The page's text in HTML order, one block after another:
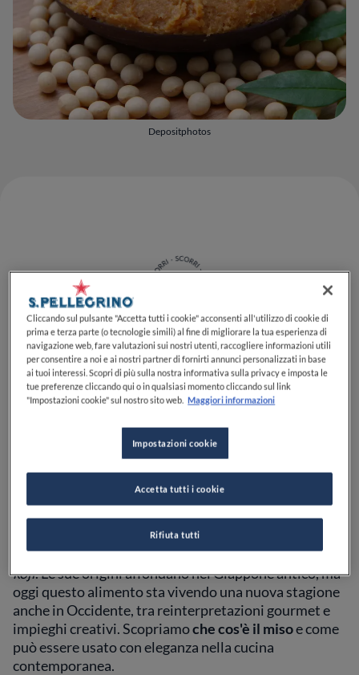
Depositphotos
Un ingrediente millenario
che racconta il Giappone e
ispira la cucina creativa
contemporanea
miso, simbolo della tradizione gastronomica
nipponica, è una pasta fermentata a base di soia, sale e
un cereale (riso, orzo o altri), insaporita con il fungo
koji. Le sue origini affondano nel Giappone antico, ma
oggi questo alimento sta vivendo una nuova stagione
anche in Occidente, tra reinterpretazioni gourmet e
impieghi creativi. Scopriamoche cos'è il misoe come
può essere usato con eleganza nella cucina
contemporanea.
Cliccando sul pulsante "Accetta tutti i cookie" acconsenti all'utilizzo di cookie di
prima e terza parte (o tecnologie simili) al fine di migliorare la tua esperienza di
navigazione web, fare valutazioni sui nostri utenti, raccogliere informazioni utili
per consentire a noi e ai nostri partner di fornirti annunci personalizzati in base
ai tuoi interessi. Scopri di più sulla nostra informativa sulla privacy e imposta le
tue preferenze cliccando qui o in qualsiasi momento cliccando sul link
"Impostazioni cookie" sul nostro sito web. Maggiori informazioni
Impostazioni cookie
Rifiuta tutti
Accetta tutti i cookie